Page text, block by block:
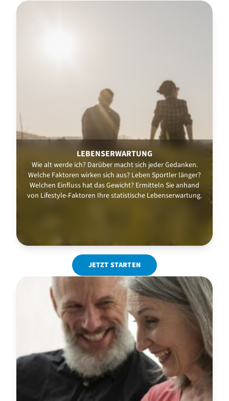
LEBENSERWARTUNG
Wie alt werde ich? Darüber macht sich jeder Gedanken.
Welche Faktoren wirken sich aus? Leben Sportler länger?
Welchen Einfluss hat das Gewicht? Ermitteln Sie anhand
von Lifestyle-Faktoren Ihre statistische Lebenserwartung.
JETZT STARTEN